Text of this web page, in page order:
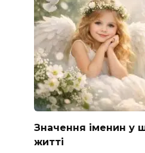
Значення іменин у
житті